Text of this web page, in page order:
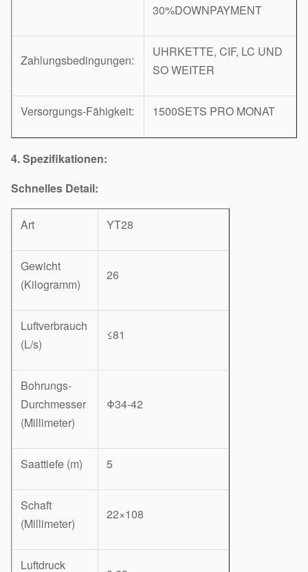
30%DOWNPAYMENT
Zahlungsbedingungen:
UHRKETTE, CIF, LC UND
SO WEITER
Versorgungs-Fähigkeit: 1500SETS PRO MONAT
4. Spezifikationen:
Schnelles Detail:
Art YT28
Gewicht
(Kilogramm)
26
Luftverbrauch
(L/s)
≤81
Bohrungs-
Durchmesser
(Millimeter)
Φ34-42
Saattiefe (m) 5
Schaft
(Millimeter)
22×108
Luftdruck